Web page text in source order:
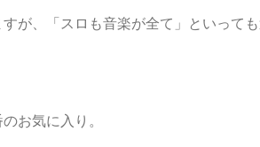
が、「スロも音楽が全て」といって
お気に入り。